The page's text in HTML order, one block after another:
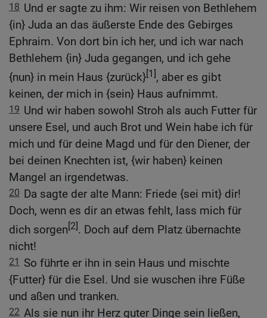
18 Und er sagte zu ihm: Wir reisen von Bethlehem
{in} Juda an das äußerste Ende des Gebirges
Ephraim. Von dort bin ich her, und ich war nach
Bethlehem {in} Juda gegangen, und ich gehe
{nun} in mein Haus {zurück}[1], aber es gibt
keinen, der mich in {sein} Haus aufnimmt.
19 Und wir haben sowohl Stroh als auch Futter für
unsere Esel, und auch Brot und Wein habe ich für
mich und für deine Magd und für den Diener, der
bei deinen Knechten ist, {wir haben} keinen
Mangel an irgendetwas.
20 Da sagte der alte Mann: Friede {sei mit} dir!
Doch, wenn es dir an etwas fehlt, lass mich für
dich sorgen[2]. Doch auf dem Platz übernachte
nicht!
21
So führte er ihn in sein Haus und mischte
{Futter} für die Esel. Und sie wuschen ihre Füße
und aßen und tranken.
22 Als sie nun ihr Herz guter Dinge sein ließen,